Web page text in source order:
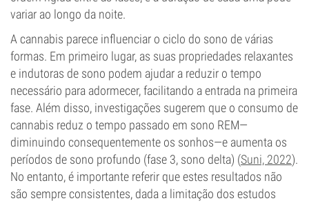
variar ao longo da noite.
A cannabis parece influenciar o ciclo do sono de várias
formas. Em primeiro lugar, as suas propriedades relaxantes
e indutoras de sono podem ajudar a reduzir o tempo
necessário para adormecer, facilitando a entrada na primeira
fase. Além disso, investigações sugerem que o consumo de
cannabis reduz o tempo passado em sono REM—
diminuindo consequentemente os sonhos—e aumenta os
períodos de sono profundo (fase 3, sono delta) (Suni, 2022).
No entanto, é importante referir que estes resultados não
são sempre consistentes, dada a limitação dos estudos